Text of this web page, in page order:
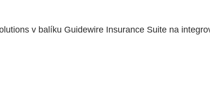
v balíku Guidewire Insurance Suite na